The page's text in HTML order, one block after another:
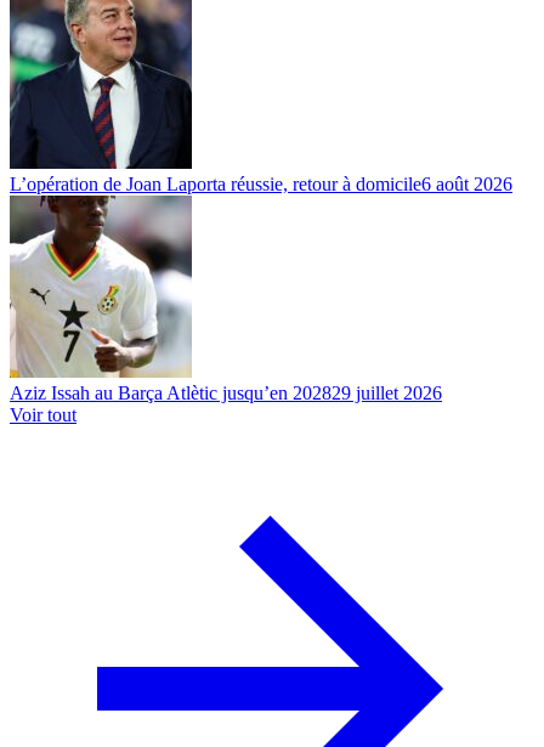
L’opération de Joan Laporta réussie, retour à domicile6 août 2026
Aziz Issah au Barça Atlètic jusqu’en 202829 juillet 2026
Voir tout